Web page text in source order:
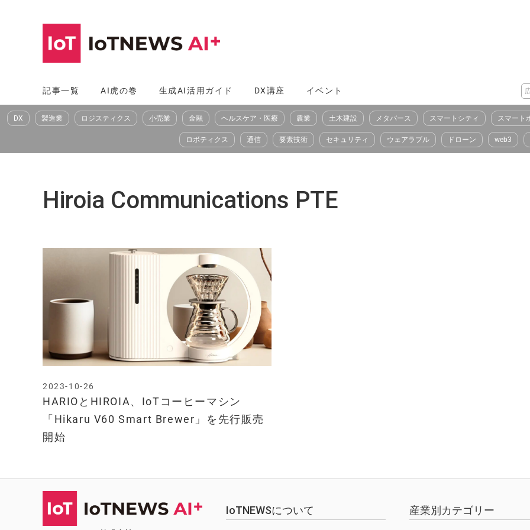
へ
ス
記事一覧 AI虎の巻 生成AI活用ガイド DX講座 イベント
DX 製造業 ロジスティクス 小売業 金融 ヘルスケア・医療 農業 土木建設 メタバース スマートシティ スマート
ロボティクス 通信 要素技術 セキュリティ ウェアラブル ドローン web3
Hiroia Communications PTE
HARIOとHIROIA、IoTコーヒーマシン
「Hikaru V60 Smart Brewer」を先行販売
開始
2023-10-26
IoTNEWSについて 産業別カテゴリー